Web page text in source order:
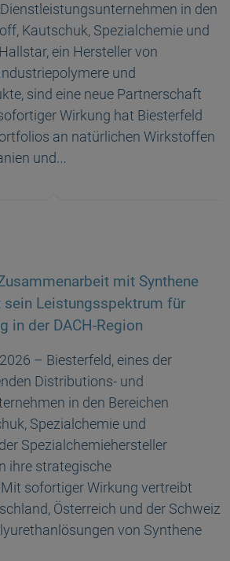
in den
Kautschuk, Spezialchemie und
ein Hersteller von
und
sind eine neue Partnerschaft
Wirkung hat Biesterfeld
an natürlichen Wirkstoffen
und…
mit Synthene
sein Leistungsspektrum für
in der DACH-Region
– Biesterfeld, eines der
Distributions- und
in den Bereichen
Spezialchemie und
Spezialchemiehersteller
ihre strategische
sofortiger Wirkung vertreibt
Österreich und der Schweiz
von Synthene